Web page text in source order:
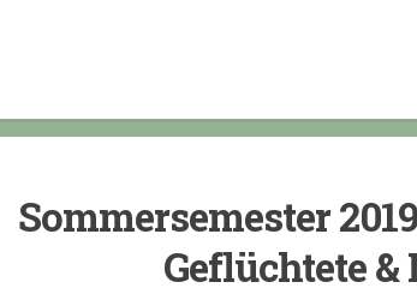
Sommersemester
Geflüchtete